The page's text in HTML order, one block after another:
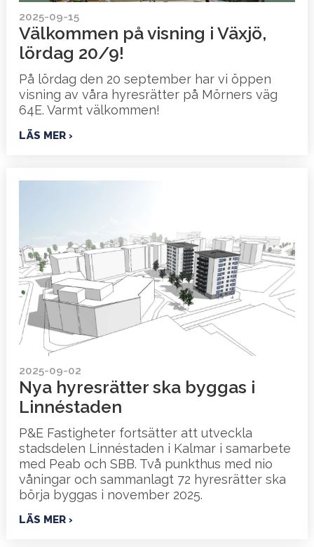
2025-09-15
Välkommen på visning i Växjö,
lördag 20/9!
På lördag den 20 september har vi öppen
visning av våra hyresrätter på Mörners väg
64E. Varmt välkommen!
LÄS MER
2025-09-02
Nya hyresrätter ska byggas i
Linnéstaden
P&E Fastigheter fortsätter att utveckla
stadsdelen Linnéstaden i Kalmar i samarbete
med Peab och SBB. Två punkthus med nio
våningar och sammanlagt 72 hyresrätter ska
börja byggas i november 2025.
LÄS MER